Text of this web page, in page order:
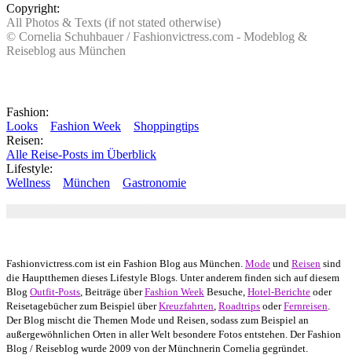
Copyright:
All Photos & Texts (if not stated otherwise)
© Cornelia Schuhbauer / Fashionvictress.com - Modeblog &
Reiseblog aus München
Fashion:
Looks
Fashion Week
Shoppingtips
Reisen:
Alle Reise-Posts im Überblick
Lifestyle:
Wellness
München Gastronomie
Fashionvictress.com ist ein Fashion Blog aus München. Mode und Reisen sind
die Hauptthemen dieses Lifestyle Blogs. Unter anderem finden sich auf diesem
Blog Outfit-Posts , Beiträge überFashion Week Besuche, Hotel-Berichte oder
Reisetagebücher zum Beispiel überKreuzfahrten Roadtrips oderFernreisen
Der Blog mischt die Themen Mode und Reisen, sodass zum Beispiel an
außergewöhnlichen Orten in aller Welt besondere Fotos entstehen. Der Fashion
Blog / Reiseblog wurde 2009 von der Münchnerin Cornelia gegründet.